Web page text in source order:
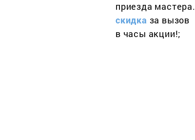
приезда мастера.
скидка за вызов
в часы акции!;